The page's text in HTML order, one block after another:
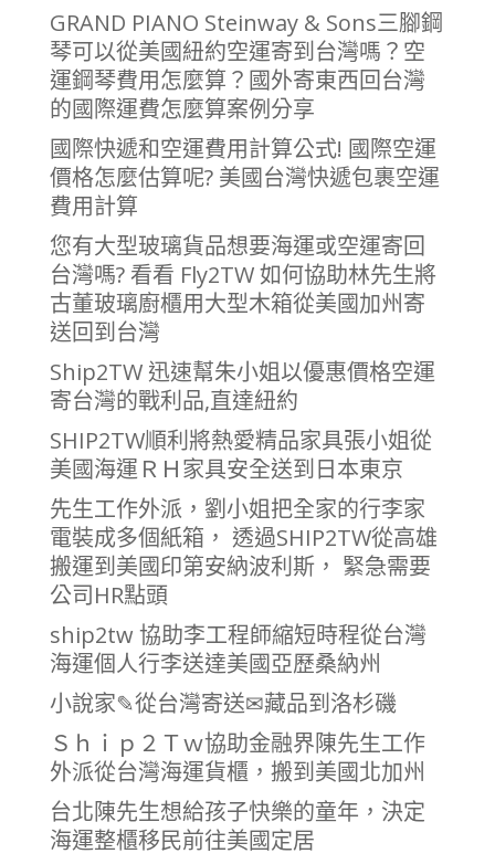
GRAND PIANO Steinway & Sons三腳鋼
琴可以從美國紐約空運寄到台灣嗎？空
運鋼琴費用怎麼算？國外寄東西回台灣
的國際運費怎麼算案例分享
國際快遞和空運費用計算公式! 國際空運
價格怎麼估算呢? 美國台灣快遞包裹空運
費用計算
您有大型玻璃貨品想要海運或空運寄回
台灣嗎? 看看 Fly2TW 如何協助林先生將
古董玻璃廚櫃用大型木箱從美國加州寄
送回到台灣
Ship2TW 迅速幫朱小姐以優惠價格空運
寄台灣的戰利品,直達紐約
SHIP2TW順利將熱愛精品家具張小姐從
美國海運ＲＨ家具安全送到日本東京
先生工作外派，劉小姐把全家的行李家
電裝成多個紙箱， 透過SHIP2TW從高雄
搬運到美國印第安納波利斯， 緊急需要
公司HR點頭
ship2tw 協助李工程師縮短時程從台灣
海運個人行李送達美國亞歷桑納州
小說家✎從台灣寄送✉︎藏品到洛杉磯
Ｓｈｉｐ２Ｔｗ協助金融界陳先生工作
外派從台灣海運貨櫃，搬到美國北加州
台北陳先生想給孩子快樂的童年，決定
海運整櫃移民前往美國定居